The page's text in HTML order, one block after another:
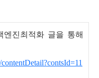
진최적화 글을 통해